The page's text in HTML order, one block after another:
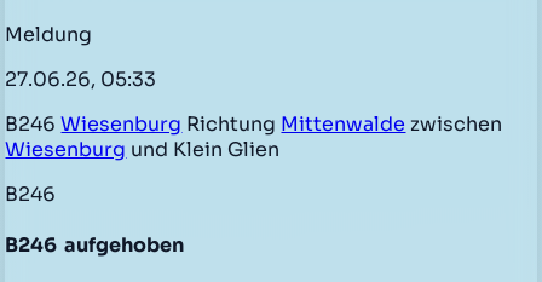
Meldung
27.06.26, 05:33
B246Wiesenburg Richtung Mittenwalde zwischen
Wiesenburg und Klein Glien
B246
B246 aufgehoben